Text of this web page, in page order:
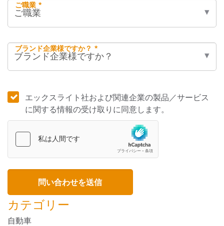
ご職業 *
ブランド企業様ですか？ *
エックスライト社および関連企業の製品／サービス
に関する情報の受け取りに同意します。
カテゴリー
自動車